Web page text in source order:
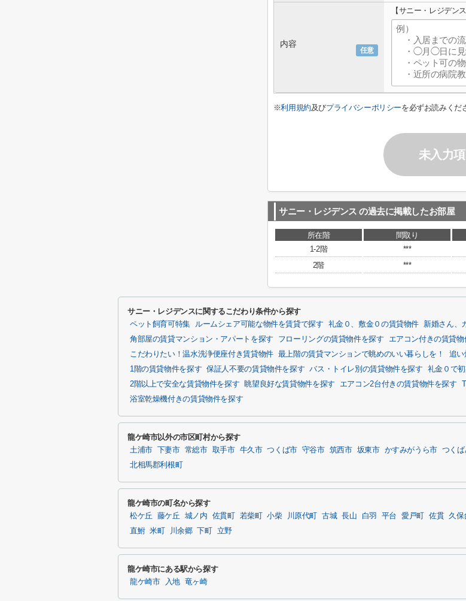
任意
内容
【サニー・レジデン
※利用規約及びプライバシーポリシーを必ずお読みくだ
未入力
サニー・レジデンス の過去に掲載したお部屋
所在階 間取り
1-2階
***
2階
***
サニー・レジデンスに関するこだわり条件から探す
ペット飼育可特集 ルームシェア可能な物件を賃貸で探す 礼金０、敷金０の賃貸物件
新婚さん、
角部屋の賃貸マンション・アパートを探す
フローリングの賃貸物件を探す エアコン付きの賃貸
こだわりたい！温水洗浄便座付き賃貸物件 最上階の賃貸マンションで眺めのいい暮らしを！ 追い
1階の賃貸物件を探す 保証人不要の賃貸物件を探す バス・トイレ別の賃貸物件を探す
礼金０で
2階以上で安全な賃貸物件を探す
眺望良好な賃貸物件を探す エアコン2台付きの賃貸物件を探す
浴室乾燥機付きの賃貸物件を探す
龍ケ崎市以外の市区町村から探す
土浦市 下妻市 常総市 取手市 牛久市 つくば市 守谷市 筑西市 坂東市 かすみがうら市 つく
北相馬郡利根町
龍ケ崎市の町名から探す
松ケ丘 藤ケ丘 城ノ内 佐貫町 若柴町 小柴 川原代町 古城 長山 白羽 平台 愛戸町 佐貫 久保
直鮒 米町 川余郷 下町 立野
龍ケ崎市にある駅から探す
龍ケ崎市 入地 竜ヶ崎